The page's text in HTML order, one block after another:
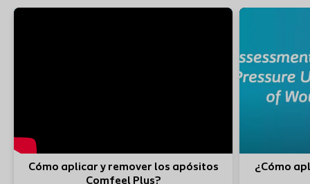
Cómo aplicar y remover los apósitos
Comfeel Plus?
¿Cómo